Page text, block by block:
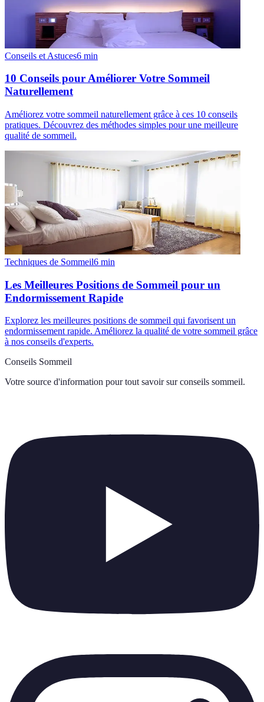
Conseils et Astuces6 min
10 Conseils pour Améliorer Votre Sommeil
Naturellement
Améliorez votre sommeil naturellement grâce à ces 10 conseils
pratiques. Découvrez des méthodes simples pour une meilleure
qualité de sommeil.
Techniques de Sommeil6 min
Les Meilleures Positions de Sommeil pour un
Endormissement Rapide
Explorez les meilleures positions de sommeil qui favorisent un
endormissement rapide. Améliorez la qualité de votre sommeil grâce
à nos conseils d'experts.
Conseils Sommeil
Votre source d'information pour tout savoir sur conseils sommeil.